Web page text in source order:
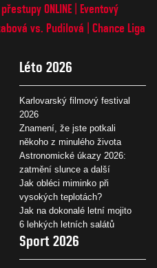
ONLINE
Eventový
vs. Pudilová
Chance Liga
Léto 2026
Karlovarský filmový festival
2026
Znamení, že jste potkali
někoho z minulého života
Astronomické úkazy 2026:
zatmění slunce a další
Jak obléci miminko při
vysokých teplotách?
Jak na dokonalé letní mojito
6 lehkých letních salátů
Sport 2026